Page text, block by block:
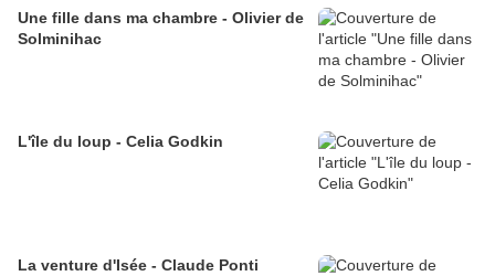
Une fille dans ma chambre - Olivier de
Solminihac
L'île du loup - Celia Godkin
La venture d'Isée - Claude Ponti